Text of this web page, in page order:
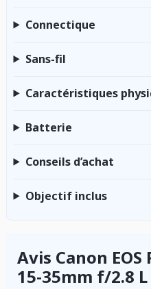
Connectique
Sans-fil
Caractéristiques
Batterie
Conseils d’achat
Objectif inclus
Avis Canon
15-35mm f/2.8 L